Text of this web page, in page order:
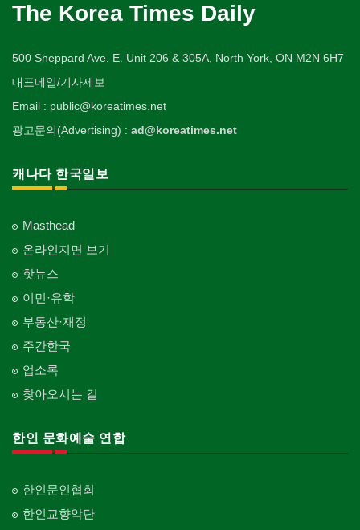
The Korea Times Daily
500 Sheppard Ave. E. Unit 206 & 305A, North York, ON M2N 6H7
대표메일/기사제보
Email : public@koreatimes.net
광고문의(Advertising) : ad@koreatimes.net
캐나다 한국일보
Masthead
온라인지면 보기
핫뉴스
이민·유학
부동산·재정
주간한국
업소록
찾아오시는 길
한인 문화예술 연합
한인문인협회
한인교향악단